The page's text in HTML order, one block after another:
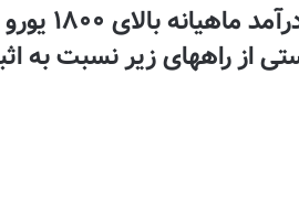
راههای زیر نسبت به